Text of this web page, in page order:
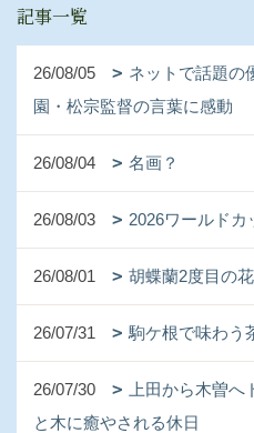
記事一覧
26/08/05
ネットで話題の
園・松宗監督の言葉に感動
26/08/04 名画？
26/08/03 2026ワールドカ
26/08/01 胡蝶蘭2度目の花
26/07/31 駒ケ根で味わう
26/07/30
上田から木曽
と木に癒やされる休日